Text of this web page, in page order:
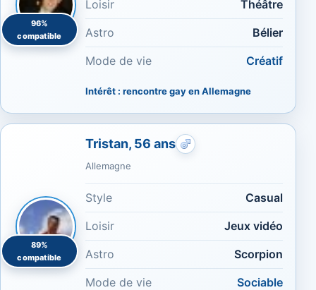
96%
compatible
Loisir
Théâtre
Astro
Bélier
Mode de vie
Créatif
Intérêt : rencontre gay en Allemagne
89%
compatible
Tristan, 56 ans
Rencontres gays : Jeux
Allemagne
Style
Casual
Loisir
Jeux vidéo
Astro
Scorpion
Mode de vie
Sociable